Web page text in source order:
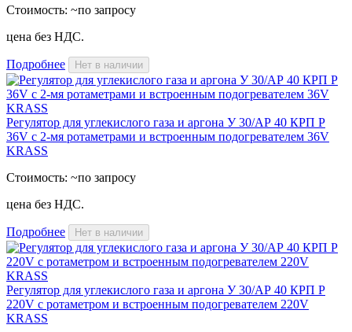
Стоимость: ~по запросу
цена без НДС.
Подробнее Нет в наличии
Регулятор для углекислого газа и аргона У 30/АР 40 КРП Р
36V с 2-мя ротаметрами и встроенным подогревателем 36V
KRASS
Стоимость: ~по запросу
цена без НДС.
Подробнее Нет в наличии
Регулятор для углекислого газа и аргона У 30/АР 40 КРП Р
220V с ротаметром и встроенным подогревателем 220V
KRASS